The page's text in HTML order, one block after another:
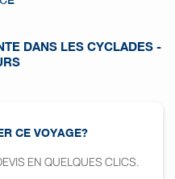
DANS LES CYCLADES -
CE VOYAGE?
EN QUELQUES CLICS.